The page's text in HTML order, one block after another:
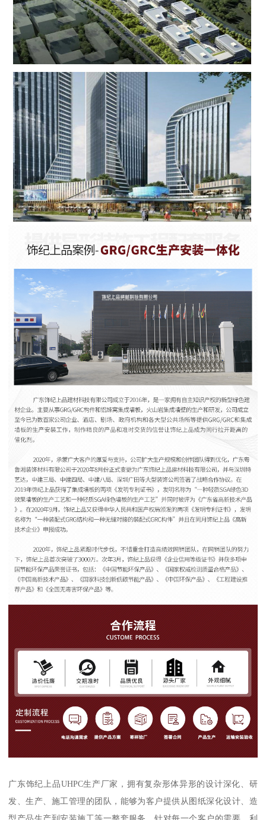
广东饰纪上品UHPC生产厂家，拥有复杂形体异形的设计深化、研
发、生产、施工管理的团队，能够为客户提供从图纸深化设计、造
型产品生产到安装施工等一整套服务。针对每一个客户的需要，利